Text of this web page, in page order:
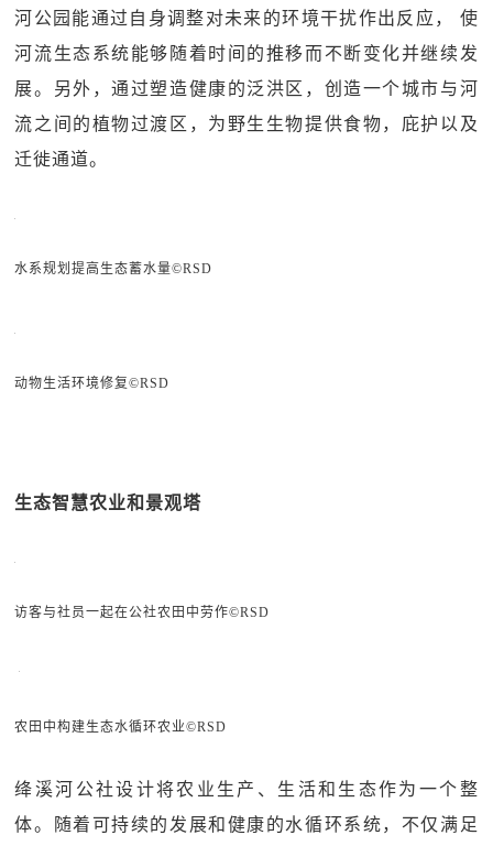
河公园能通过自身调整对未来的环境干扰作出反应， 使
河流生态系统能够随着时间的推移而不断变化并继续发
展。另外，通过塑造健康的泛洪区，创造一个城市与河
流之间的植物过渡区，为野生生物提供食物，庇护以及
迁徙通道。
水系规划提高生态蓄水量©RSD
动物生活环境修复©RSD
生态智慧农业和景观塔
访客与社员一起在公社农田中劳作©RSD
农田中构建生态水循环农业©RSD
绛溪河公社设计将农业生产、生活和生态作为一个整
体。随着可持续的发展和健康的水循环系统，不仅满足